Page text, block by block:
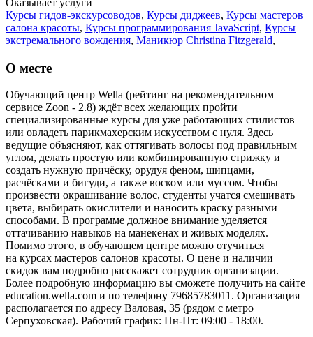
Курсы гидов-экскурсоводов, Курсы диджеев, Курсы мастеров
салона красоты, Курсы программирования JavaScript, Курсы
экстремального вождения, Маникюр Christina Fitzgerald,
Наращивание нижних ресниц
Салоны красоты,Японский маникюр Masura
О месте
Обучающий центр Wella (рейтинг на рекомендательном
сервисе Zoon - 2.8) ждёт всех желающих пройти
специализированные курсы для уже работающих стилистов
или овладеть парикмахерским искусством с нуля. Здесь
ведущие объясняют, как оттягивать волосы под правильным
углом, делать простую или комбинированную стрижку и
создать нужную причёску, орудуя феном, щипцами,
расчёсками и бигуди, а также воском или муссом. Чтобы
произвести окрашивание волос, студенты учатся смешивать
цвета, выбирать окислители и наносить краску разными
способами. В программе должное внимание уделяется
оттачиванию навыков на манекенах и живых моделях.
Помимо этого, в обучающем центре можно отучиться
на курсах мастеров салонов красоты. О цене и наличии
скидок вам подробно расскажет сотрудник организации.
Более подробную информацию вы сможете получить на сайте
education.wella.com и по телефону 79685783011. Организация
располагается по адресу Валовая, 35 (рядом с метро
Серпуховская). Рабочий график: Пн-Пт: 09:00 - 18:00.